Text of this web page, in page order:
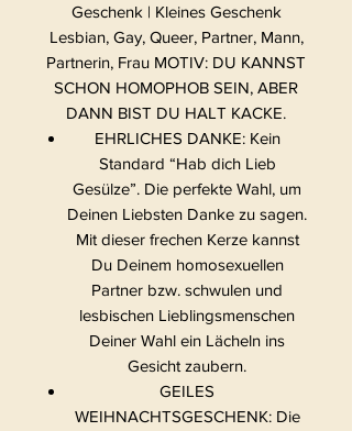
Geschenk | Kleines Geschenk
Lesbian, Gay, Queer, Partner, Mann,
Partnerin, Frau MOTIV: DU KANNST
SCHON HOMOPHOB SEIN, ABER
DANN BIST DU HALT KACKE.
EHRLICHES DANKE: Kein
Standard “Hab dich Lieb
Gesülze”. Die perfekte Wahl, um
Deinen Liebsten Danke zu sagen.
Mit dieser frechen Kerze kannst
Du Deinem homosexuellen
Partner bzw. schwulen und
lesbischen Lieblingsmenschen
Deiner Wahl ein Lächeln ins
Gesicht zaubern.
GEILES
WEIHNACHTSGESCHENK: Die